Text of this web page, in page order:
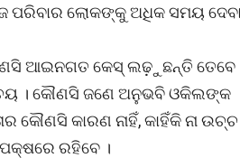
ପରିବାର ଲୋକଙ୍କୁ ଅଧିକ ସମୟ
ଆଇନଗତ କେସ୍ ଲଢ଼ୁଛନ୍ତି ତେବେ
। କୌଣସି ଜଣେ ଅନୁଭବି ଓକିଲଙ୍କ
କୌଣସି କାରଣ ନାହିଁ, କାହିଁକି ନା ଉଚ୍ଚ
ରହିବେ ।